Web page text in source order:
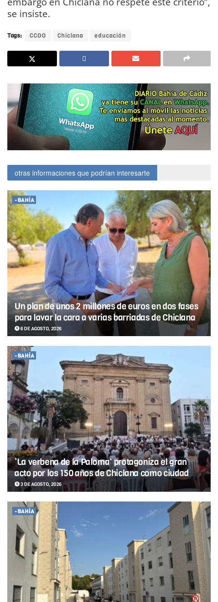
se insiste.
Tags: CCOO Chiclana educación
otras informaciones que podrían interesarte
-BAHÍA
Un plan de unos 2 millones de euros en dos fases
para lavar la cara a varias barriadas de Chiclana
6 DE AGOSTO, 2026
-BAHÍA
‘La verbena de la Paloma’ protagoniza el gran
acto por los 150 años de Chiclana como ciudad
3 DE AGOSTO, 2026
-BAHÍA